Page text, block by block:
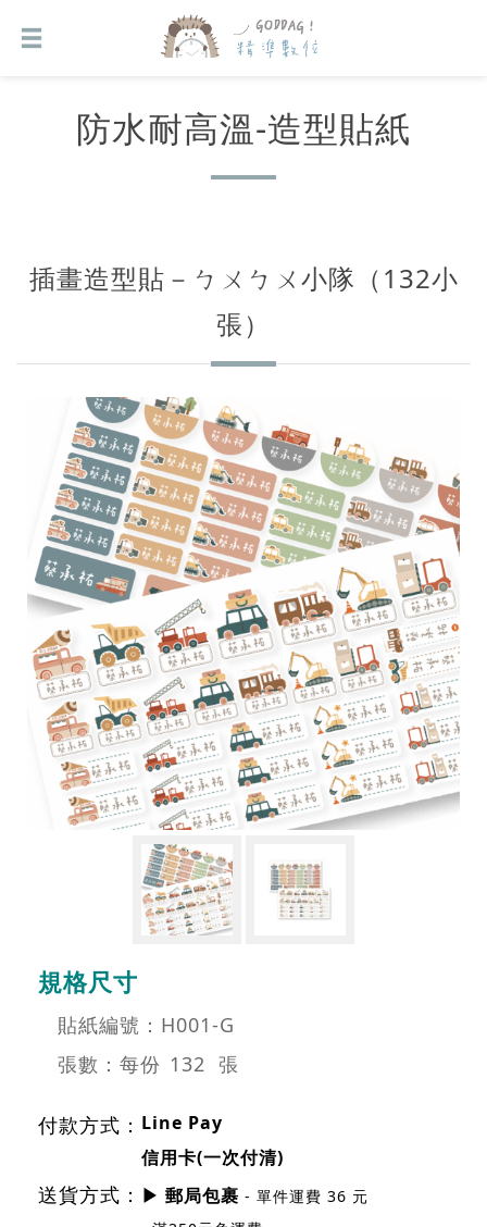
防水耐高溫-造型貼紙
插畫造型貼－ㄅㄨㄅㄨ小隊（132小
張）
規格尺寸
貼紙編號：H001-G
張數：每份 132 張
付款方式： Line Pay
信用卡(一次付清)
送貨方式： ▶ 郵局包裹 - 單件運費 36 元